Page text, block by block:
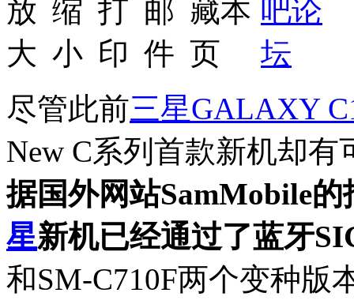
尽管此前三星GALAXY
New C系列首款新机却有
据国外网站SamMobile
星新机已经通过了蓝牙
和SM-C710F两个变种版